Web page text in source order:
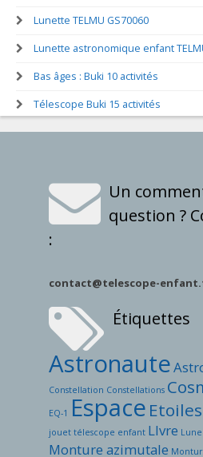
Lunette TELMU GS70060
Lunette astronomique enfant
Bas âges : Buki 10 activités
Télescope Buki 15 activités
Étiquettes
Astronaute
Constellation Constellations
EQ-1 Espace Etoiles
jouet télescope enfant LIvre Lune
Monture azimutale
Un
question ?
:
contact@telescope-